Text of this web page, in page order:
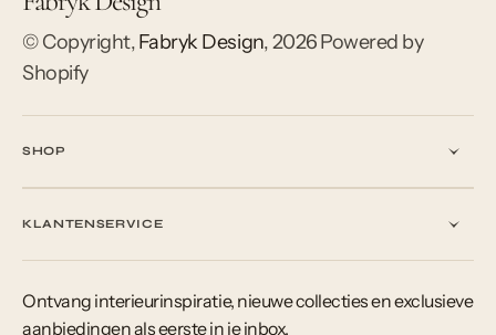
© Copyright,Fabryk Design,2026Powered by
Shopify
SHOP
KLANTENSERVICE
Ontvang interieurinspiratie, nieuwe collecties en exclusieve
aanbiedingen als eerste in je inbox.